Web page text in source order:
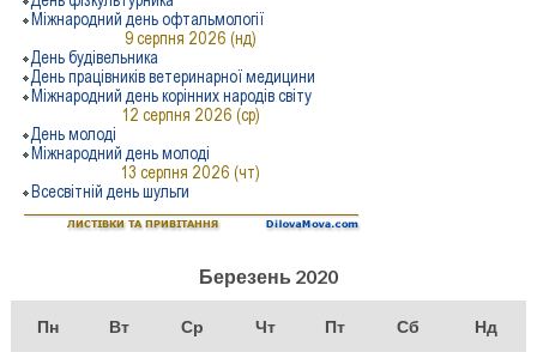
Березень 2020
Пн Вт Ср Чт Пт Сб Нд